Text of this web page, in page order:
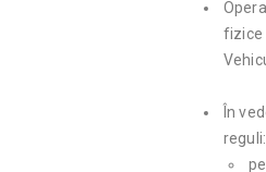
fizice
În
reguli: